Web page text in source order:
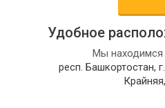
Удобное
Мы находимся
респ. Башкортостан,